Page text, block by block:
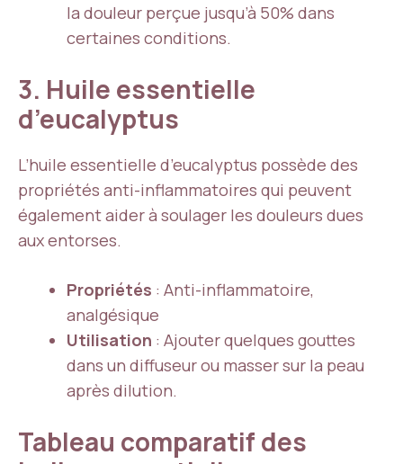
la douleur perçue jusqu’à 50% dans
certaines conditions.
3. Huile essentielle
d’eucalyptus
L’huile essentielle d’eucalyptus possède des
propriétés anti-inflammatoires qui peuvent
également aider à soulager les douleurs dues
aux entorses.
Propriétés : Anti-inflammatoire,
analgésique
Utilisation : Ajouter quelques gouttes
dans un diffuseur ou masser sur la peau
après dilution.
Tableau comparatif des